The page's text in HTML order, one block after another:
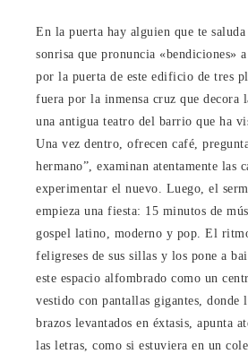
En la puerta hay alguien que te
sonrisa que pronuncia «bendiciones»
por la puerta de este edificio de tres
fuera por la inmensa cruz que decora
una antigua teatro del barrio que ha
Una vez dentro, ofrecen café,
hermano”, examinan atentamente las
experimentar el nuevo. Luego, el
empieza una fiesta: 15 minutos de
gospel latino, moderno y pop. El
feligreses de sus sillas y los pone a
este espacio alfombrado como un
vestido con pantallas gigantes, donde
brazos levantados en éxtasis, apunta
las letras, como si estuviera en un